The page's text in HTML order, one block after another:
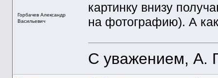
Горбачев Александр
Васильевич
картинку внизу
на фотографию). А
С уважением, А.